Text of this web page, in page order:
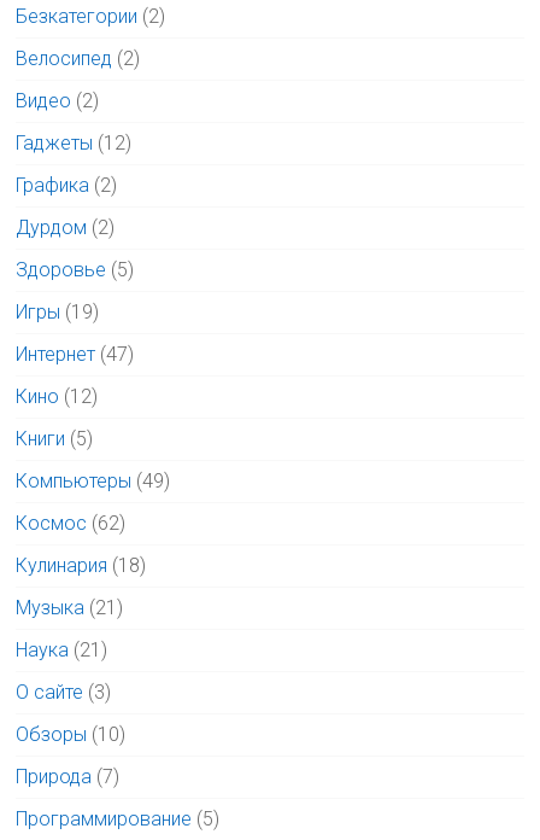
Безкатегории (2)
Велосипед (2)
Видео (2)
Гаджеты (12)
Графика (2)
Дурдом (2)
Здоровье (5)
Игры (19)
Интернет (47)
Кино (12)
Книги (5)
Компьютеры (49)
Космос (62)
Кулинария (18)
Музыка (21)
Наука (21)
О сайте (3)
Обзоры (10)
Природа (7)
Программирование (5)